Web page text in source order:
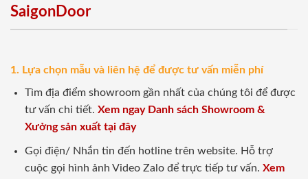
SaigonDoor
1. Lựa chọn mẫu và liên hệ để được tư vấn miễn phí
Tìm địa điểm showroom gần nhất của chúng tôi để được
tư vấn chi tiết. Xem ngay Danh sách Showroom &
Xưởng sản xuất tại đây
Gọi điện/ Nhắn tin đến hotline trên website. Hỗ trợ
cuộc gọi hình ảnh Video Zalo để trực tiếp tư vấn. Xem